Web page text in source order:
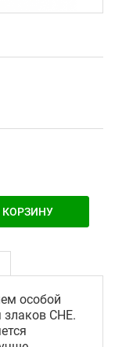
КОРЗИНУ
особой
CHE.